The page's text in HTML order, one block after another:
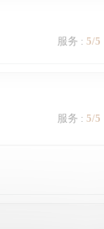
服务 : 5/5
服务 : 5/5